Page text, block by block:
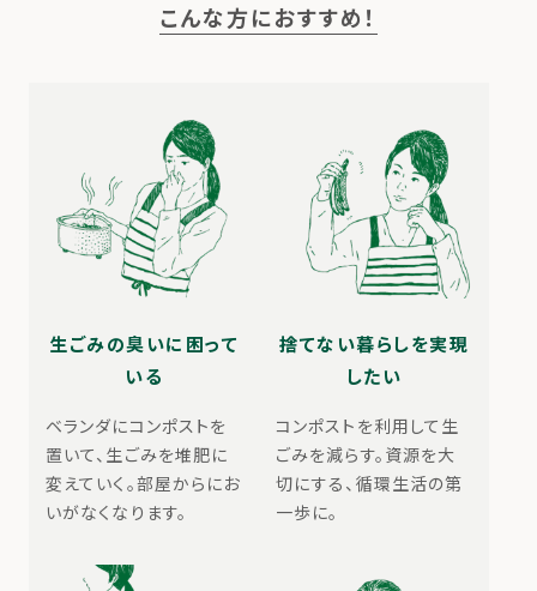
こんな方におすすめ！
生ごみの臭いに困って
いる
ベランダにコンポストを
置いて、生ごみを堆肥に
変えていく。部屋からにお
いがなくなります。
捨てない暮らしを実現
したい
コンポストを利用して生
ごみを減らす。資源を大
切にする、循環生活の第
一歩に。